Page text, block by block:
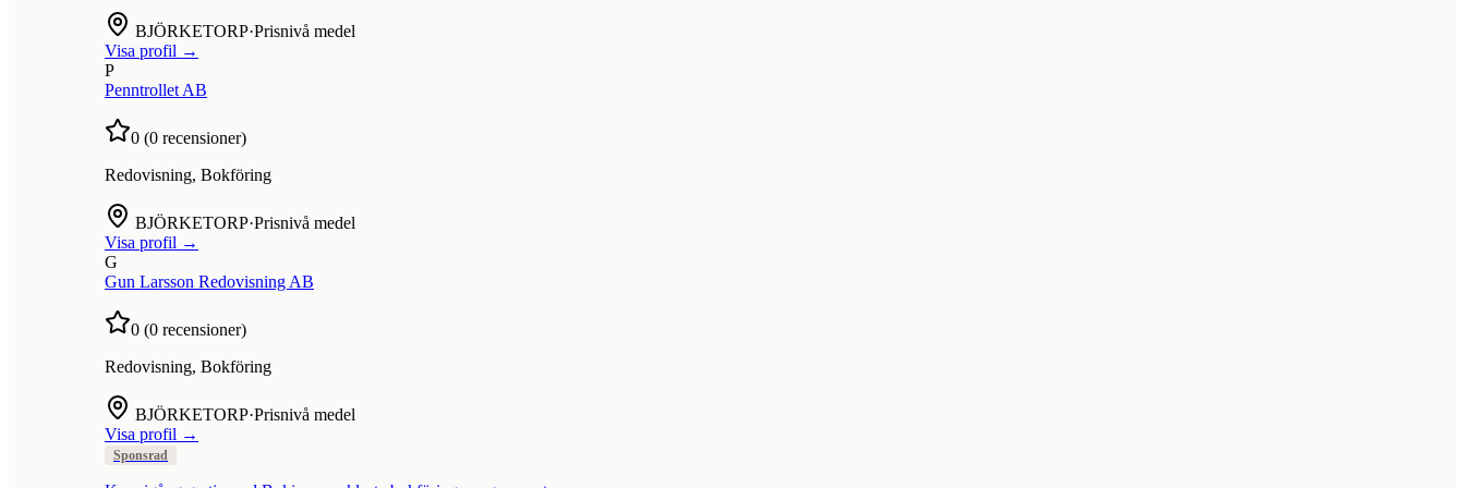
BJÖRKETORP·Prisnivå medel
Visa profil →
P
Penntrollet AB
0 (0 recensioner)
Redovisning, Bokföring
BJÖRKETORP·Prisnivå medel
Visa profil →
G
Gun Larsson Redovisning AB
0 (0 recensioner)
Redovisning, Bokföring
BJÖRKETORP·Prisnivå medel
Visa profil →
Sponsrad